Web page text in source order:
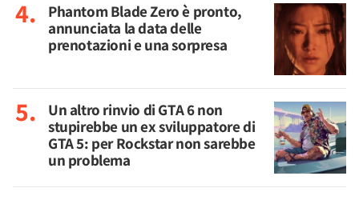
Phantom Blade Zero è pronto,
annunciata la data delle
prenotazioni e una sorpresa
Un altro rinvio di GTA 6 non
stupirebbe un ex sviluppatore di
GTA 5: per Rockstar non sarebbe
un problema